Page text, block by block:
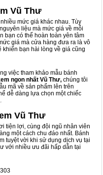
Vũ Thư
mức giá khác nhau. Tùy
liệu mà mức giá về mỗi
bạn có thể hoàn toàn yên tâm
giá mà cửa hàng đưa ra là vô
khiến bạn hài lòng về giá cũng
việc tham khảo mẫu bánh
ngon nhất Vũ Thư, chúng tôi
mã về sản phẩm lên trên
dễ dàng lựa chọn một chiếc
Vũ Thư
tiện lợi, cùng đội ngũ nhân viên
một cách chu đáo nhất. Bánh
tuyệt vời khi sử dụng dịch vụ tại
với nhiều ưu đãi hấp dẫn tại